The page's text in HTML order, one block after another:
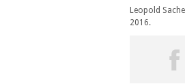
Leopold
2016.